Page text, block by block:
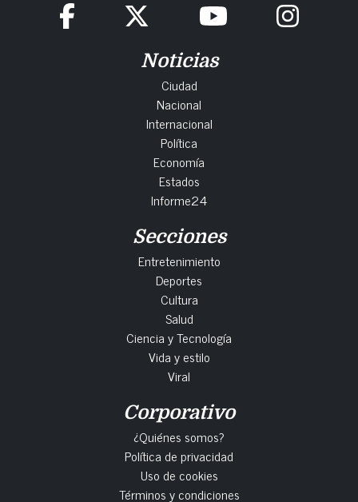
Noticias
Ciudad
Nacional
Internacional
Política
Economía
Estados
Informe24
Secciones
Entretenimiento
Deportes
Cultura
Salud
Ciencia y Tecnología
Vida y estilo
Viral
Corporativo
¿Quiénes somos?
Política de privacidad
Uso de cookies
Términos y condiciones